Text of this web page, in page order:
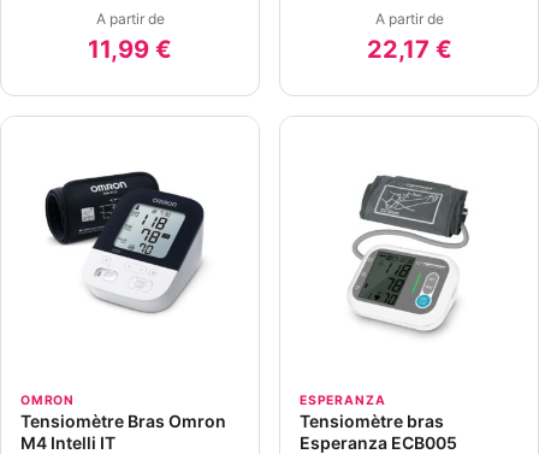
A partir de
11,99 €
A partir de
22,17 €
OMRON
Tensiomètre Bras Omron
M4 Intelli IT
ESPERANZA
Tensiomètre bras
Esperanza ECB005